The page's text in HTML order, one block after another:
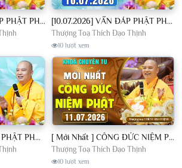
[09.07.2026] VẤN ĐÁP PHẬT PHÁP - Nghe Thầy giảng Pháp mỗi ngày CÔNG ĐỨC VÔ LƯỢNG│TT. Thích Đạo Thịnh [10.07.2026] VẤN ĐÁP PHẬT PHÁP - Nghe Thầy giảng Pháp mỗi ngày CÔNG ĐỨC VÔ LƯỢNG│TT. Thích Đạo Thịnh
Thượng Toạ Thích Đạo Thịnh
10 lượt xem
[11.07.2026] VẤN ĐÁP PHẬT PHÁP - Nghe Thầy giảng Pháp mỗi ngày CÔNG ĐỨC VÔ LƯỢNG│TT. Thích Đạo Thịnh [ Mới Nhất ] CÔNG ĐỨC NIỆM PHẬT - Khoá Chuyên Tu Chùa Khai Nguyên 11/07/2026 | TT. Thích Đạo Thịnh
Thượng Toạ Thích Đạo Thịnh
10 lượt xem